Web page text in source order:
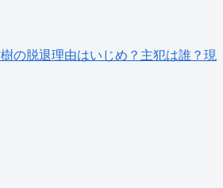
の脱退理由はいじめ？主犯は誰？現